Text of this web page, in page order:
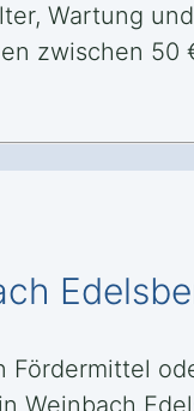
Wartung
zwischen 50
Fördermittel